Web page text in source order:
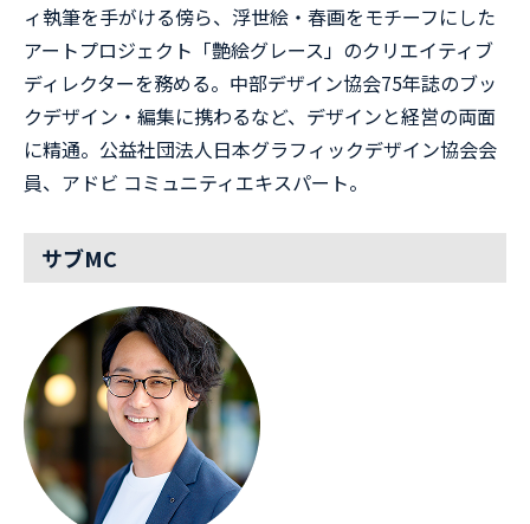
ィ執筆を手がける傍ら、浮世絵・春画をモチーフにした
アートプロジェクト「艶絵グレース」のクリエイティブ
ディレクターを務める。中部デザイン協会75年誌のブッ
クデザイン・編集に携わるなど、デザインと経営の両面
に精通。公益社団法人日本グラフィックデザイン協会会
員、アドビ コミュニティエキスパート。
サブMC